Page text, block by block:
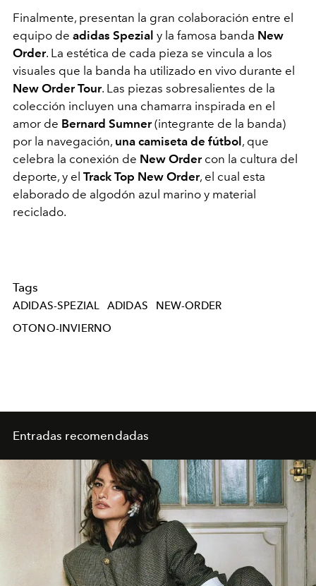
Finalmente, presentan la gran colaboración entre el
equipo de adidas Spezial y la famosa banda New
Order. La estética de cada pieza se vincula a los
visuales que la banda ha utilizado en vivo durante el
New Order Tour. Las piezas sobresalientes de la
colección incluyen una chamarra inspirada en el
amor de Bernard Sumner(integrante de la banda)
por la navegación, una camiseta de fútbol , que
celebra la conexión de New Order con la cultura del
deporte, y el Track Top New Order, el cual esta
elaborado de algodón azul marino y material
reciclado.
Tags
ADIDAS-SPEZIAL ADIDAS
NEW-ORDER
OTONO-INVIERNO
Entradas recomendadas